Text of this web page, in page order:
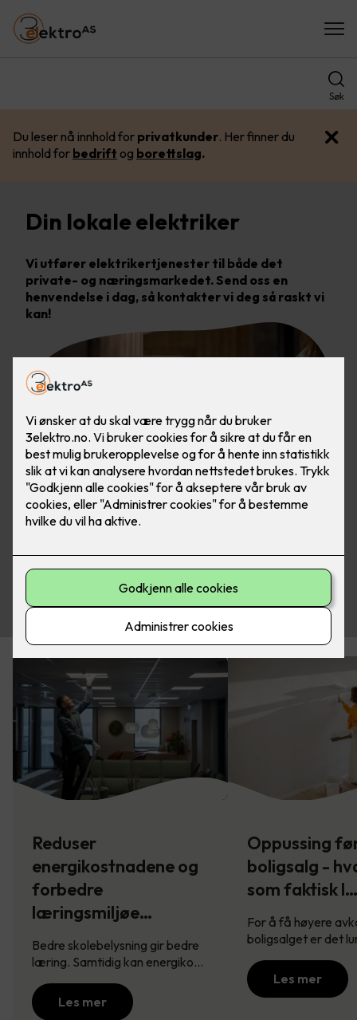
Søk
Du leser nå innhold for privatkunder. Her finner du
innhold for bedrift og borettslag.
Din lokale elektriker
Vi utfører elektrikertjenester til både det
private- og næringsmarkedet. Send oss en
henvendelse i dag, så kontakter vi deg så raskt vi
kan!
Reduser
energikostnadene og
forbedre
læringsmiljøe…
Bedre skolebelysning gir bedre
læring. Samtidig kan energiko…
Les mer
Oppussing
boligsalg -
som faktisk l…
For å få høyere
boligsalget er det
Les mer